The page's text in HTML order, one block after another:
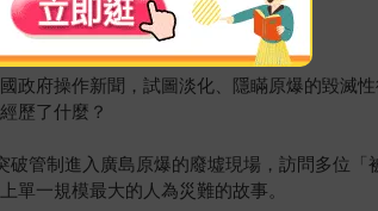
府操作新聞，試圖淡化、隱瞞原爆的毀滅
歷了什麼？
管制進入廣島原爆的廢墟現場，訪問多位
單一規模最大的人為災難的故事。